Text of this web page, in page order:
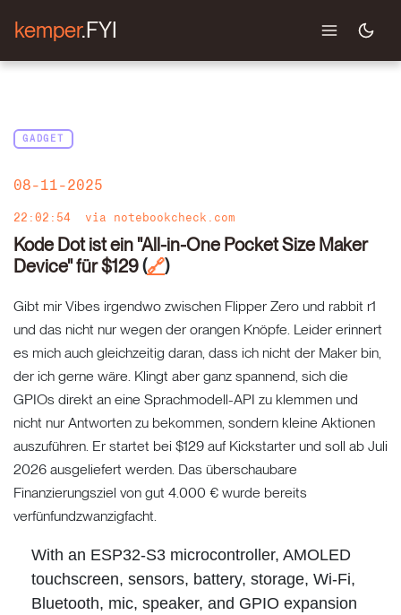
kemper.FYI
GADGET
08-11-2025
22:02:54 via notebookcheck.com
Kode Dot ist ein "All-in-One Pocket Size Maker
Device" für $129(🔗)
Gibt mir Vibes irgendwo zwischen Flipper Zero und rabbit r1
und das nicht nur wegen der orangen Knöpfe. Leider erinnert
es mich auch gleichzeitig daran, dass ich nicht der Maker bin,
der ich gerne wäre. Klingt aber ganz spannend, sich die
GPIOs direkt an eine Sprachmodell-API zu klemmen und
nicht nur Antworten zu bekommen, sondern kleine Aktionen
auszuführen. Er startet bei $129 auf Kickstarter und soll ab Juli
2026 ausgeliefert werden. Das überschaubare
Finanzierungsziel von gut 4.000 € wurde bereits
verfünfundzwanzigfacht.
With an ESP32-S3 microcontroller, AMOLED
touchscreen, sensors, battery, storage, Wi-Fi,
Bluetooth, mic, speaker, and GPIO expansion